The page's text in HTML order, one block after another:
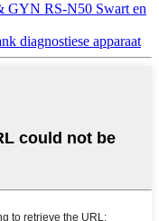
GYN RS-N50 ​​Swart en
diagnostiese apparaat